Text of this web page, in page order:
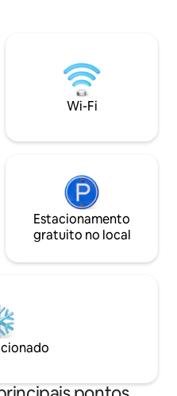
e no final
bebidas
na
Wi-Fi
Estacionamento
gratuito no local